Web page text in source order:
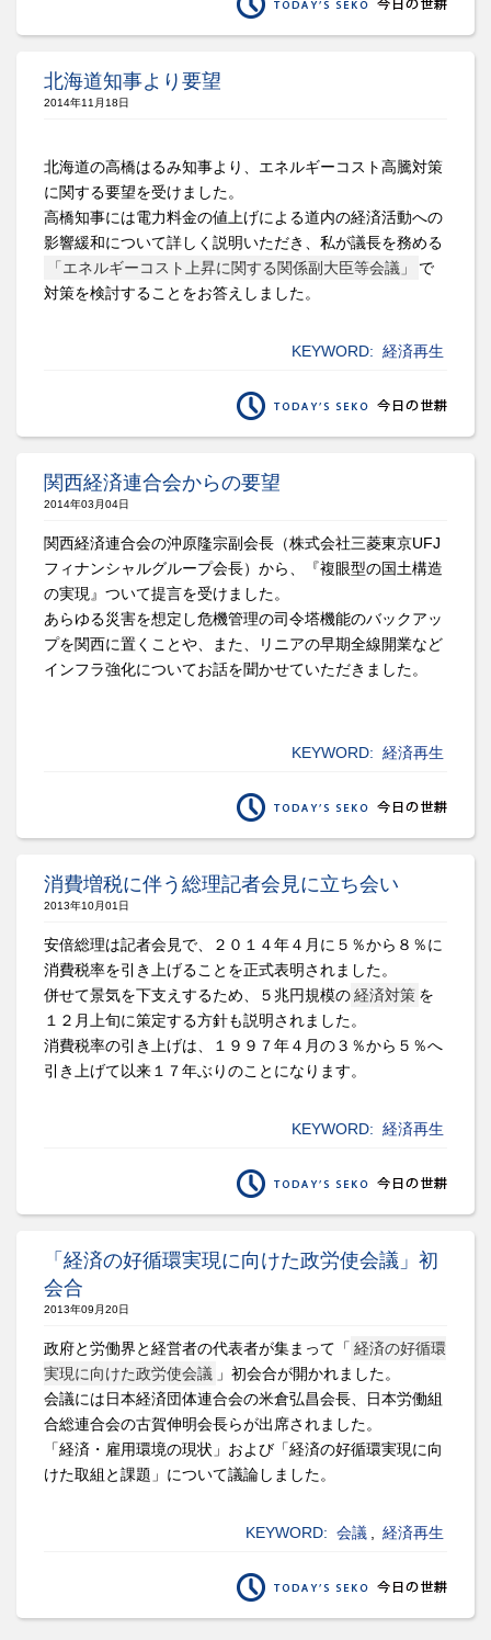
北海道知事より要望
2014年11月18日
北海道の高橋はるみ知事より、エネルギーコスト高騰対策
に関する要望を受けました。
高橋知事には電力料金の値上げによる道内の経済活動への
影響緩和について詳しく説明いただき、私が議長を務める
「エネルギーコスト上昇に関する関係副大臣等会議」
で
対策を検討することをお答えしました。
KEYWORD: 経済再生
関西経済連合会からの要望
2014年03月04日
関西経済連合会の沖原隆宗副会長（株式会社三菱東京UFJ
フィナンシャルグループ会長）から、『複眼型の国土構造
の実現』ついて提言を受けました。
あらゆる災害を想定し危機管理の司令塔機能のバックアッ
プを関西に置くことや、また、リニアの早期全線開業など
インフラ強化についてお話を聞かせていただきました。
KEYWORD: 経済再生
消費増税に伴う総理記者会見に立ち会い
2013年10月01日
安倍総理は記者会見で、２０１４年４月に５％から８％に
消費税率を引き上げることを正式表明されました。
併せて景気を下支えするため、５兆円規模の経済対策 を
１２月上旬に策定する方針も説明されました。
消費税率の引き上げは、１９９７年４月の３％から５％へ
引き上げて以来１７年ぶりのことになります。
KEYWORD: 経済再生
「経済の好循環実現に向けた政労使会議」初
会合
2013年09月20日
政府と労働界と経営者の代表者が集まって「 経済の好循環
実現に向けた政労使会議 」初会合が開かれました。
会議には日本経済団体連合会の米倉弘昌会長、日本労働組
合総連合会の古賀伸明会長らが出席されました。
「経済・雇用環境の現状」および「経済の好循環実現に向
けた取組と課題」について議論しました。
KEYWORD: 会議 経済再生